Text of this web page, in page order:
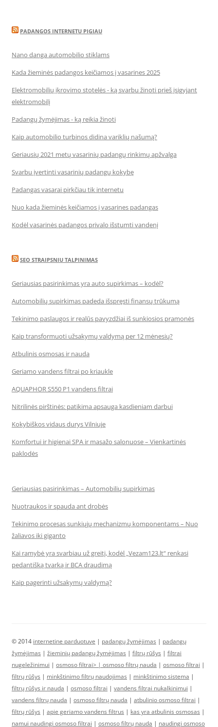
PADANGOS INTERNETU PIGIAU
Nano danga automobilio stiklams
Kada žieminės padangos keičiamos į vasarines 2025
Elektromobilių įkrovimo stotelės - ką svarbu žinoti prieš įsigyjant
elektromobilį
Padangų žymėjimas - ką reikia žinoti
Kaip automobilio turbinos didina variklių našumą?
Geriausių 2021 metų vasarinių padangų rinkimų apžvalga
Svarbu įvertinti vasarinių padangų kokybę
Padangas vasarai pirkčiau tik internetu
Nuo kada žieminės keičiamos į vasarines padangas
Kodėl vasarinės padangos privalo išstumti vandenį
SEO STRAIPSNIU TALPINIMAS
Geriausias pasirinkimas yra auto supirkimas – kodėl?
Automobilių supirkimas padeda išspręsti finansų trūkumą
Tekinimo paslaugos ir realūs pavyzdžiai iš sunkiosios pramonės
Kaip transformuoti užsakymų valdymą per 12 mėnesių?
Atbulinis osmosas ir nauda
Geriamo vandens filtrai po kriaukle
AQUAPHOR S550 P1 vandens filtrai
Nitrilinės pirštinės: patikima apsauga kasdieniam darbui
Kokybiškos vidaus durys Vilniuje
Komfortui ir higienai SPA ir masažo salonuose – Vienkartinės
paklodės
Geriausias pasirinkimas – Automobilių supirkimas
Nuotraukos ir spauda ant drobės
Tekinimo procesas sunkiųjų mechanizmų komponentams – Nuo
žaliavos iki giganto
Kai ramybė yra svarbiau už greitį, kodėl „Vezam123.lt“ renkasi
pedantišką tvarką ir BCA draudimą
Kaip pagerinti užsakymų valdymą?
© 2014 internetine parduotuve | padangų žymėjimas | padangų
žymėjimas | žieminių padangų žymėjimas | filtrų rūšys | filtrai
nugeležinimui | osmoso filtrai> | osmoso filtrų nauda | osmoso filtrai |
filtrų rūšys | minkštinimo filtrų naudojimas | minkštinimo sistema |
filtrų rūšys ir nauda | osmoso filtrai | vandens filtrai nukalkinimui |
vandens filtrų nauda | osmoso filtrų nauda | atbulinio osmoso filtrai |
filtrų rūšys | apie geriamo vandens filtrus | kas yra atbulinis osmosas |
namui naudingi osmoso filtrai | osmoso filtrų nauda | naudingi osmoso